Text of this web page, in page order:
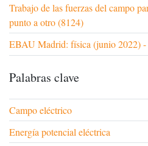
Trabajo de las fuerzas del campo
punto a otro (8124)
EBAU Madrid: física (junio 2022)
Palabras clave
Campo eléctrico
Energía potencial eléctrica